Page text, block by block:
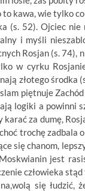
kawa, wie tylko
(s. 52). Ojciec nie
i myśli
Rosjan (s. 74),
w cyrku
złotego środka
piętnuje
logiki a powinni
za dumę,
trochę zadbala
się chanom,
jest
człowieka
się łudzić,